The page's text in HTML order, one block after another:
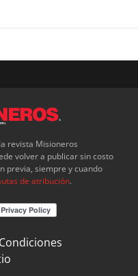
revista Misioneros
volver a publicar sin costo
previa, siempre y cuando
de atribución.